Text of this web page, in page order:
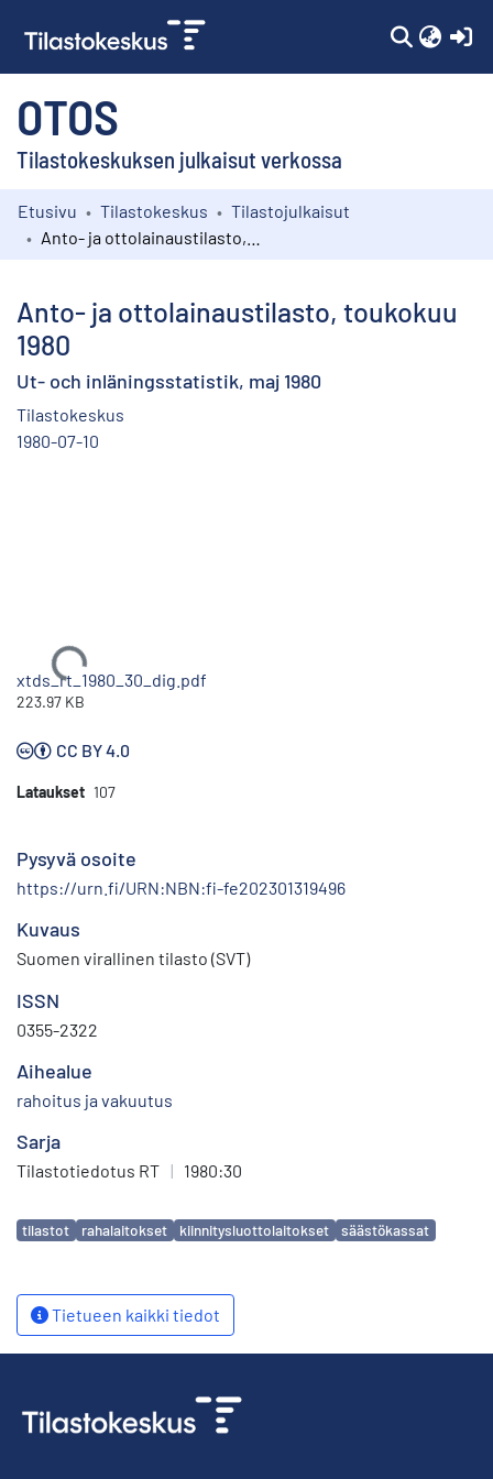
OTOS
Tilastokeskuksen julkaisut verkossa
Kokoelmat
Etusivu Tilastokeskus
Tilastojulkaisut
Anto- ja ottolainaustilasto, toukokuu
1980
Ut- och inläningsstatistik, maj 1980
Tilastokeskus
1980-07-10
Ladataan...
xtds_rt_1980_30_dig.pdf
223.97 KB
CC BY 4.0
Lataukset 107
Pysyvä osoite
https://urn.fi/URN:NBN:fi-fe202301319496
Kuvaus
Suomen virallinen tilasto (SVT)
ISSN
0355-2322
Aihealue
rahoitus ja vakuutus
Sarja
Tilastotiedotus RT | 1980:30
Avainsanat
tilastot rahalaitokset kiinnitysluottolaitokset säästökassat
Tietueen kaikki tiedot